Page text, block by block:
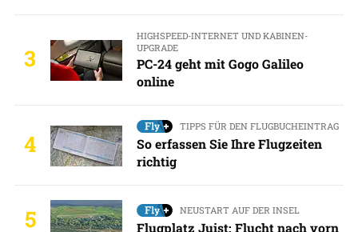
3
HIGHSPEED-INTERNET UND KABINEN-
UPGRADE
PC-24 geht mit Gogo Galileo
online
4
TIPPS FÜR DEN FLUGBUCHEINTRAG
So erfassen Sie Ihre Flugzeiten
richtig
5 NEUSTART AUF DER INSEL
Flugplatz Juist: Flucht nach vorn